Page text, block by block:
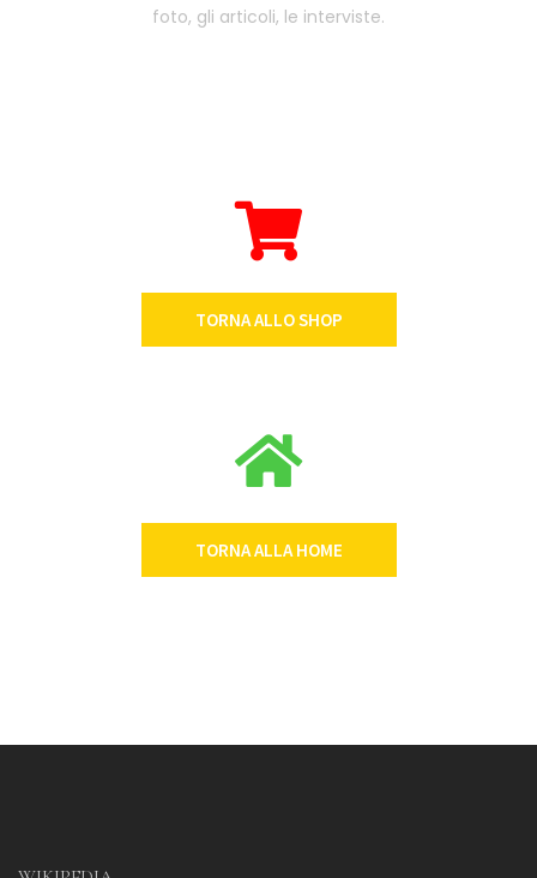
foto, gli articoli, le interviste.
TORNA ALLO SHOP
TORNA ALLA HOME